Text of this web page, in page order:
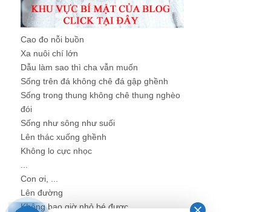
Cao đo nỗi buồn
Xa nuôi chí lớn
Dẫu làm sao thì cha vẫn muốn
Sống trên đá không chê đá gập ghềnh
Sống trong thung không chê thung nghèo
đói
Sống như sông như suối
Lên thác xuống ghềnh
Không lo cực nhọc
Con ơi, ...
Lên đường
Không bao giờ nhỏ bé được